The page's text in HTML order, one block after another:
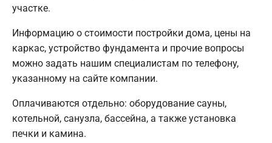
участке.
Информацию о стоимости постройки дома, цены на
каркас, устройство фундамента и прочие вопросы
можно задать нашим специалистам по телефону,
указанному на сайте компании.
Оплачиваются отдельно: оборудование сауны,
котельной, санузла, бассейна, а также установка
печки и камина.